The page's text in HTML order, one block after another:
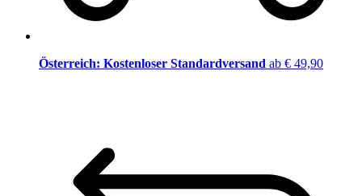
Österreich: Kostenloser Standardversand ab € 49,90